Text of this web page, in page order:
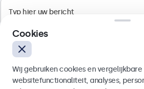
4.8/5 door 5000+
Cookies
Wij gebruiken cookies en
websitefunctionaliteit, analyses,